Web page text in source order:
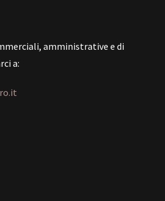
amministrative e di
a: